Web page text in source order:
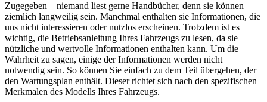
Zugegeben – niemand liest gerne Handbücher, denn sie können
ziemlich langweilig sein. Manchmal enthalten sie Informationen, die
uns nicht interessieren oder nutzlos erscheinen. Trotzdem ist es
wichtig, die Betriebsanleitung Ihres Fahrzeugs zu lesen, da sie
nützliche und wertvolle Informationen enthalten kann. Um die
Wahrheit zu sagen, einige der Informationen werden nicht
notwendig sein. So können Sie einfach zu dem Teil übergehen, der
den Wartungsplan enthält. Dieser richtet sich nach den spezifischen
Merkmalen des Modells Ihres Fahrzeugs.